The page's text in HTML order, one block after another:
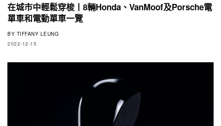
在城市中輕鬆穿梭丨8輛Honda、VanMoof及Porsche電
單車和電動單車一覽
BY TIFFANY LEUNG
2022-12-15